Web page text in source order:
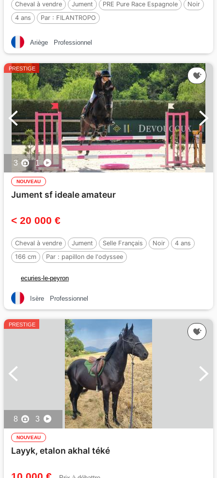
Cheval à vendre Jument PRE Pure Race Espagnole
Noir
4 ans
Par : FILANTROPO
Ariège Professionnel
PRESTIGE
3 1
NOUVEAU
Jument sf ideale amateur
< 20 000 €
Cheval à vendre Jument Selle Français Noir
4 ans
166 cm
Par : papillon de l'odyssee
ecuries-le-peyron
Isère Professionnel
PRESTIGE
8 3
NOUVEAU
Layyk, etalon akhal téké